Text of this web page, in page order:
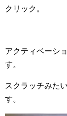
クリック。
アクティベーシ
す。
スクラッチみた
す。